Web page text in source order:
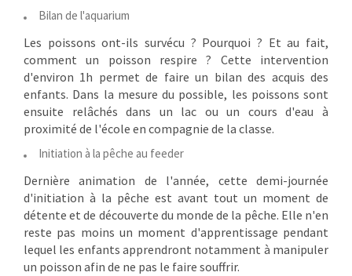
Bilan de l'aquarium
Les poissons ont-ils survécu ? Pourquoi ? Et au fait,
comment un poisson respire ? Cette intervention
d'environ 1h permet de faire un bilan des acquis des
enfants. Dans la mesure du possible, les poissons sont
ensuite relâchés dans un lac ou un cours d'eau à
proximité de l'école en compagnie de la classe.
Initiation à la pêche au feeder
Dernière animation de l'année, cette demi-journée
d'initiation à la pêche est avant tout un moment de
détente et de découverte du monde de la pêche. Elle n'en
reste pas moins un moment d'apprentissage pendant
lequel les enfants apprendront notamment à manipuler
un poisson afin de ne pas le faire souffrir.